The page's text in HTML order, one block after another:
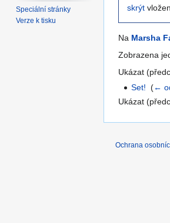
skrýt
Na Marsha
Zobrazena
Ukázat
Set! ‎(←
Ukázat
Speciální stránky
Verze k tisku
Ochrana